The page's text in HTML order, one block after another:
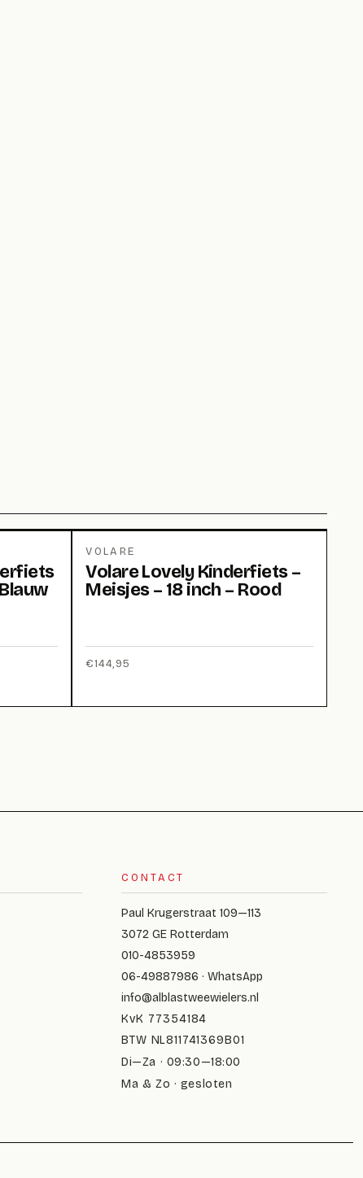
VOLARE
Volare Lovely Kinderfiets –
Meisjes – 18 inch – Rood
€144,95
CONTACT
Paul Krugerstraat 109—113
3072 GE Rotterdam
010-4853959
06-49887986 · WhatsApp
info@alblastweewielers.nl
KvK 77354184
BTW NL811741369B01
Di—Za · 09:30—18:00
Ma & Zo · gesloten